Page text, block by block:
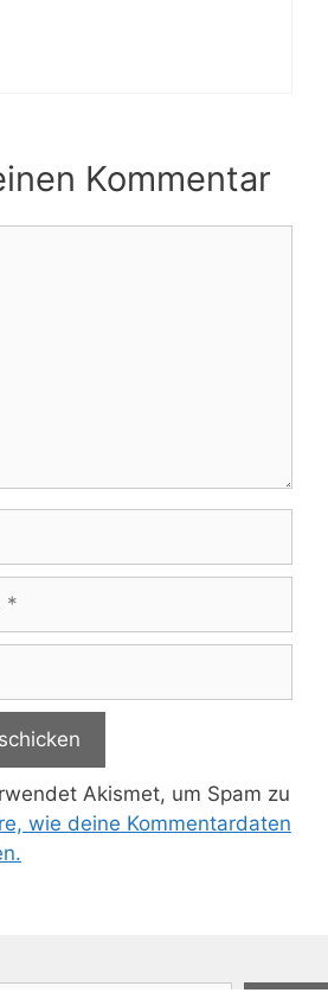
Kommentar
Akismet, um Spam zu
wie deine Kommentardaten